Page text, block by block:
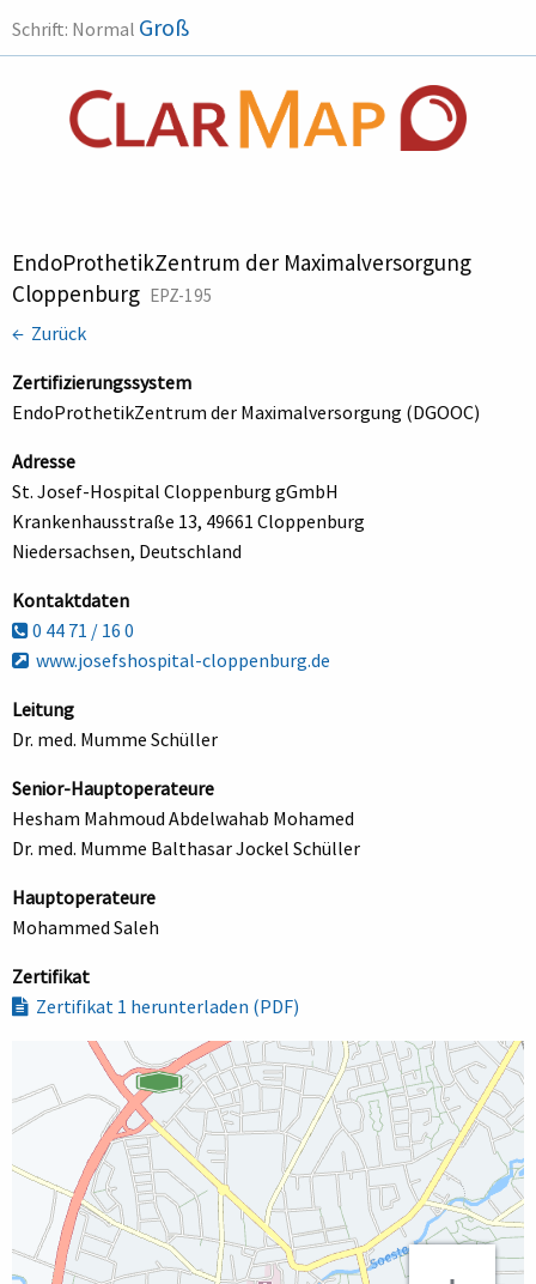
Schrift: Normal Groß
EndoProthetikZentrum der Maximalversorgung
Cloppenburg EPZ-195
← Zurück
Zertifizierungssystem
EndoProthetikZentrum der Maximalversorgung (DGOOC)
Adresse
St. Josef-Hospital Cloppenburg gGmbH
Krankenhausstraße 13, 49661 Cloppenburg
Niedersachsen, Deutschland
Kontaktdaten
0 44 71 / 16 0
www.josefshospital-cloppenburg.de
Leitung
Dr. med. Mumme Schüller
Senior-Hauptoperateure
Hesham Mahmoud Abdelwahab Mohamed
Dr. med. Mumme Balthasar Jockel Schüller
Hauptoperateure
Mohammed Saleh
Zertifikat
Zertifikat 1 herunterladen (PDF)